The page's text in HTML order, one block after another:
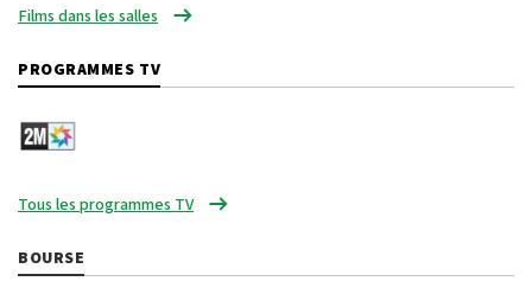
Films dans les salles
PROGRAMMES TV
Tous les programmes TV
BOURSE